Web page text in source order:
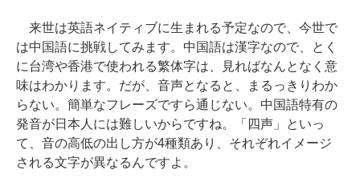
来世は英語ネイティブに生まれる予定なので、今世で
は中国語に挑戦してみます。中国語は漢字なので、とく
に台湾や香港で使われる繁体字は、見ればなんとなく意
味はわかります。だが、音声となると、まるっきりわか
らない。簡単なフレーズですら通じない。中国語特有の
発音が日本人には難しいからですね。「四声」といっ
て、音の高低の出し方が4種類あり、それぞれイメージ
される文字が異なるんですよ。